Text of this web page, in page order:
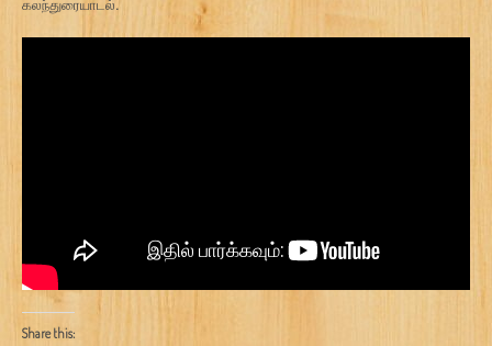
Share this: